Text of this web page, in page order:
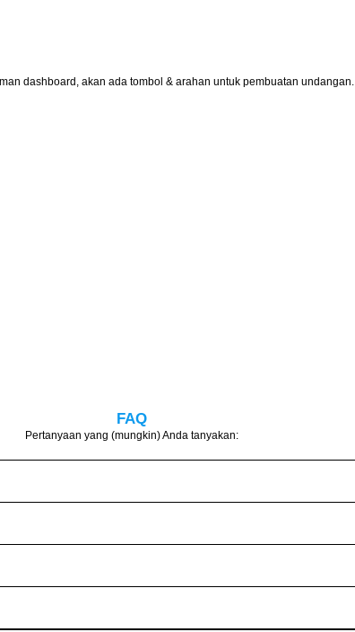
dashboard, akan ada tombol & arahan untuk pembuatan undangan.
FAQ
Pertanyaan yang (mungkin) Anda tanyakan: